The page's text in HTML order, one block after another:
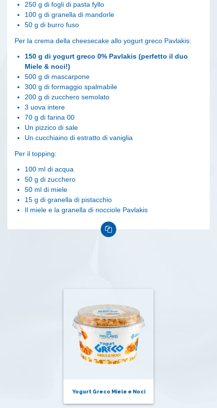
250 g di fogli di pasta fyllo
100 g di granella di mandorle
50 g di burro fuso
Per la crema della cheesecake allo yogurt greco Pavlakis:
150 g di yogurt greco 0% Pavlakis (perfetto il duo
Miele & noci!)
500 g di mascarpone
300 g di formaggio spalmabile
200 g di zucchero semolato
3 uova intere
70 g di farina 00
Un pizzico di sale
Un cucchiaino di estratto di vaniglia
Per il topping:
100 ml di acqua
50 g di zucchero
50 ml di miele
15 g di granella di pistacchio
Il miele e la granella di nocciole Pavlakis
Yogurt Greco Miele e Noci